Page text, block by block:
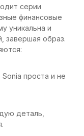
серии
финансовые
уникальна и
завершая образ.
проста и не
деталь,